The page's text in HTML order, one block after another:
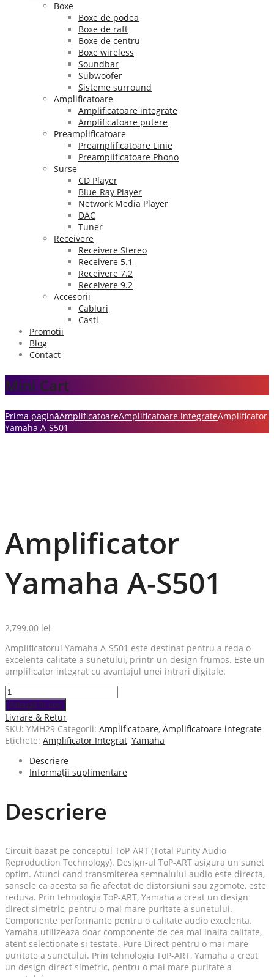
Boxe
Boxe de podea
Boxe de raft
Boxe de centru
Boxe wireless
Soundbar
Subwoofer
Sisteme surround
Amplificatoare
Amplificatoare integrate
Amplificatoare putere
Preamplificatoare
Preamplificatoare Linie
Preamplificatoare Phono
Surse
CD Player
Blue-Ray Player
Network Media Player
DAC
Tuner
Receivere
Receivere Stereo
Receivere 5.1
Receivere 7.2
Receivere 9.2
Accesorii
Cabluri
Casti
Promotii
Blog
Contact
Mini Cart
Prima paginăAmplificatoareAmplificatoare integrateAmplificator
Yamaha A-S501
Amplificator
Yamaha A-S501
2,799.00 lei
Amplificatorul Yamaha A-S501 este destinat pentru a reda o
excelenta calitate a sunetului, printr-un design frumos. Este un
amplificator integrat cu avantajul unei intrari digitale.
Adaugă în coș
Livrare & Retur
SKU: YMH29 Categorii: Amplificatoare, Amplificatoare integrate
Etichete: Amplificator Integrat, Yamaha
Descriere
Informații suplimentare
Descriere
Circuit bazat pe conceptul ToP-ART (Total Purity Audio
Reproduction Technology). Design-ul ToP-ART asigura un sunet
optim. Atunci cand transmiterea semnalului audio este directa,
sansele ca acesta sa fie afectat de distorsiuni sau zgomote, este
redusa. Prin tehnologia ToP-ART, Yamaha a creat un design
direct simetric, pentru o mai mare puritate a sunetului.
Componente performante pentru o calitate audio excelenta.
Yamaha utilizeaza doar componente de cea mai inalta calitate,
atent selectionate si testate. Pure Direct pentru o mai mare
puritate a sunetului. Prin tehnologia ToP-ART, Yamaha a creat
un design direct simetric, pentru o mai mare puritate a